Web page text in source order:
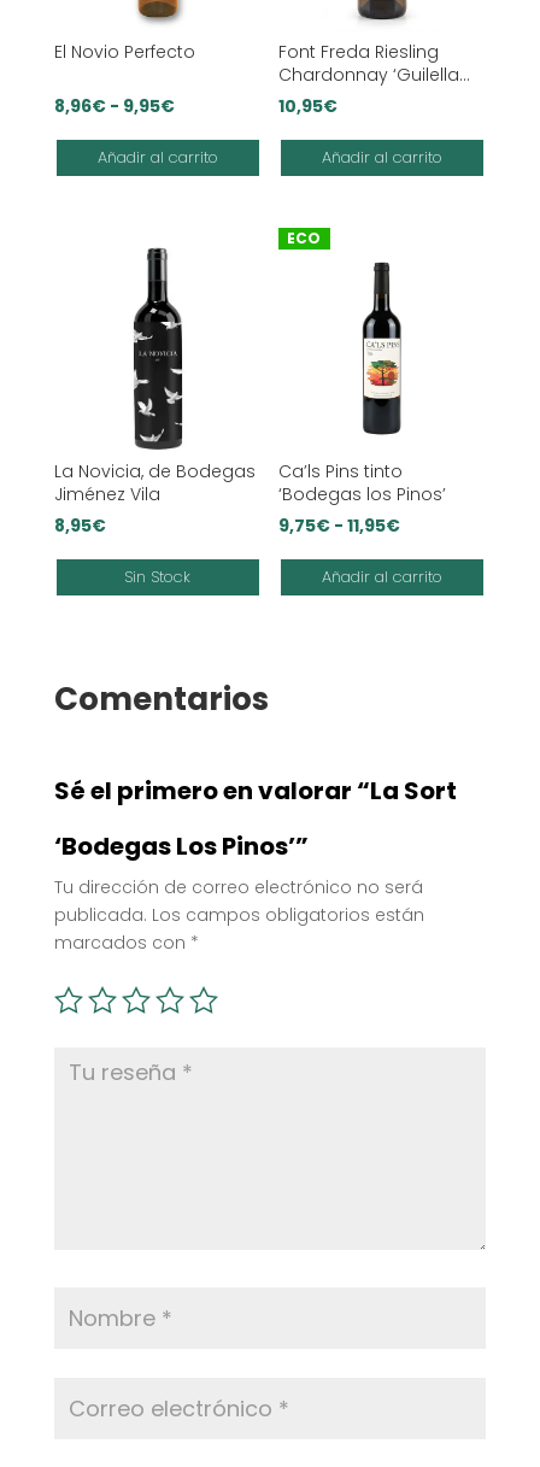
El Novio Perfecto
8,96€ - 9,95€Rango
de
precios:
Añadir al carrito
Font Freda Riesling
Chardonnay ‘Guilella
Agrícola’
10,95€
Añadir al carrito
La Novicia, de Bodegas
Jiménez Vila
8,95€
Sin Stock
ECO
Ca’ls Pins tinto
‘Bodegas los Pinos’
9,75€ - 11,95€Rango
de
precios:
Añadir al carrito
Comentarios
Sé el primero en valorar “La Sort
‘Bodegas Los Pinos’”
Tu dirección de correo electrónico no será
publicada. Los campos obligatorios están
marcados con *